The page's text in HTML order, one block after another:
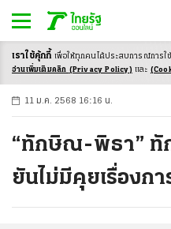
-ก ก ก+
11 ม.ค. 2568 16:16 น.
“ทักษิณ-พิธา” ทั
ยันไม่มีคุยเรื่องกา
เราใช้คุ้กกี้ เพื่อให้ทุกคนได้ประสบการณ์การใ
อ่านเพิ่มเติมคลิก (Privacy Policy) และ